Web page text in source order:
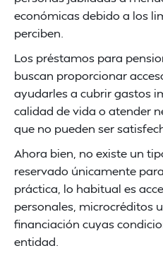
económicas debido a los
perciben.
Los préstamos para
buscan proporcionar
ayudarles a cubrir gastos
calidad de vida o atender
que no pueden ser
Ahora bien, no existe un
reservado únicamente
práctica, lo habitual es
personales, microcréditos
financiación cuyas
entidad.